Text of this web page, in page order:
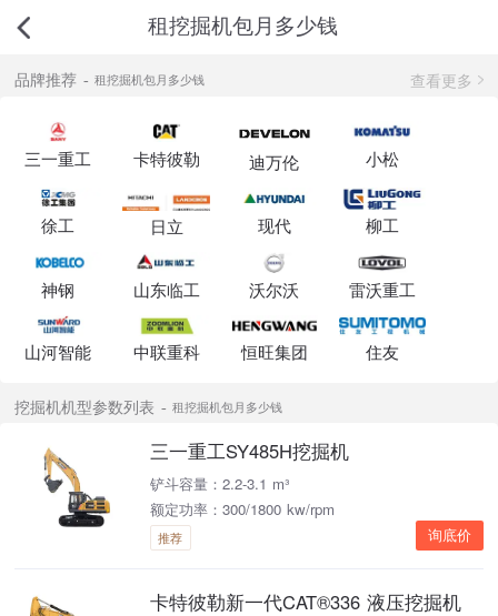
租挖掘机包月多少钱
品牌推荐 租挖掘机包月多少钱 查看更多
三一重工 卡特彼勒 迪万伦 小松
徐工 日立 现代 柳工
神钢 山东临工 沃尔沃 雷沃重工
山河智能 中联重科 恒旺集团 住友
挖掘机机型参数列表 租挖掘机包月多少钱
三一重工SY485H挖掘机
铲斗容量：2.2-3.1 m³
额定功率：300/1800 kw/rpm
推荐 询底价
卡特彼勒新一代CAT®336 液压挖掘机